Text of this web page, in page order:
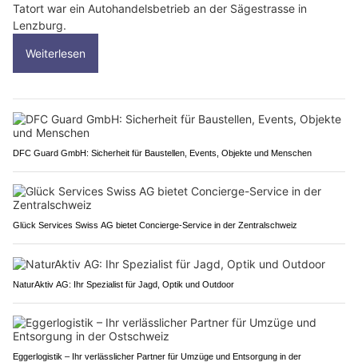
Tatort war ein Autohandelsbetrieb an der Sägestrasse in
Lenzburg.
Weiterlesen
DFC Guard GmbH: Sicherheit für Baustellen, Events, Objekte und Menschen
Glück Services Swiss AG bietet Concierge-Service in der Zentralschweiz
NaturAktiv AG: Ihr Spezialist für Jagd, Optik und Outdoor
Eggerlogistik – Ihr verlässlicher Partner für Umzüge und Entsorgung in der